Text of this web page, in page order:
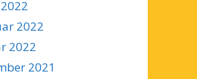
2022
2022
2021